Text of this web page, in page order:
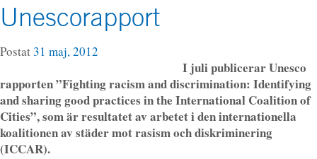
Unescorapport
Postat31 maj, 2012
I juli publicerar Unesco
rapporten ”Fighting racism and discrimination: Identifying
and sharing good practices in the International Coalition of
Cities”, som är resultatet av arbetet i den internationella
koalitionen av städer mot rasism och diskriminering
(ICCAR).